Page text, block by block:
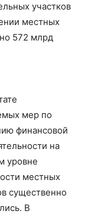
участков
местных
572 млрд
мер по
финансовой
на
уровне
местных
существенно
В